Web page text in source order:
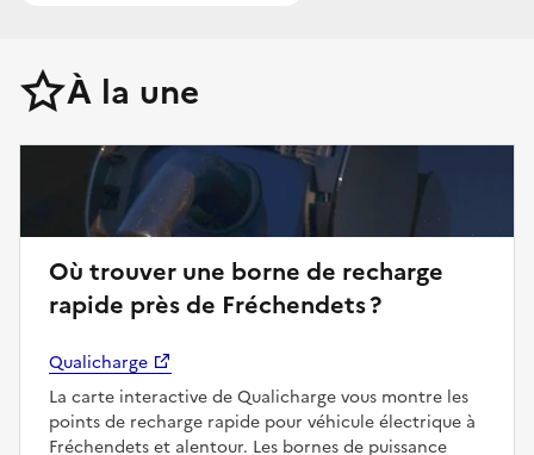
À la une
Où trouver une borne de recharge
rapide près de Fréchendets ?
Qualicharge
La carte interactive de Qualicharge vous montre les
points de recharge rapide pour véhicule électrique à
Fréchendets et alentour. Les bornes de puissance